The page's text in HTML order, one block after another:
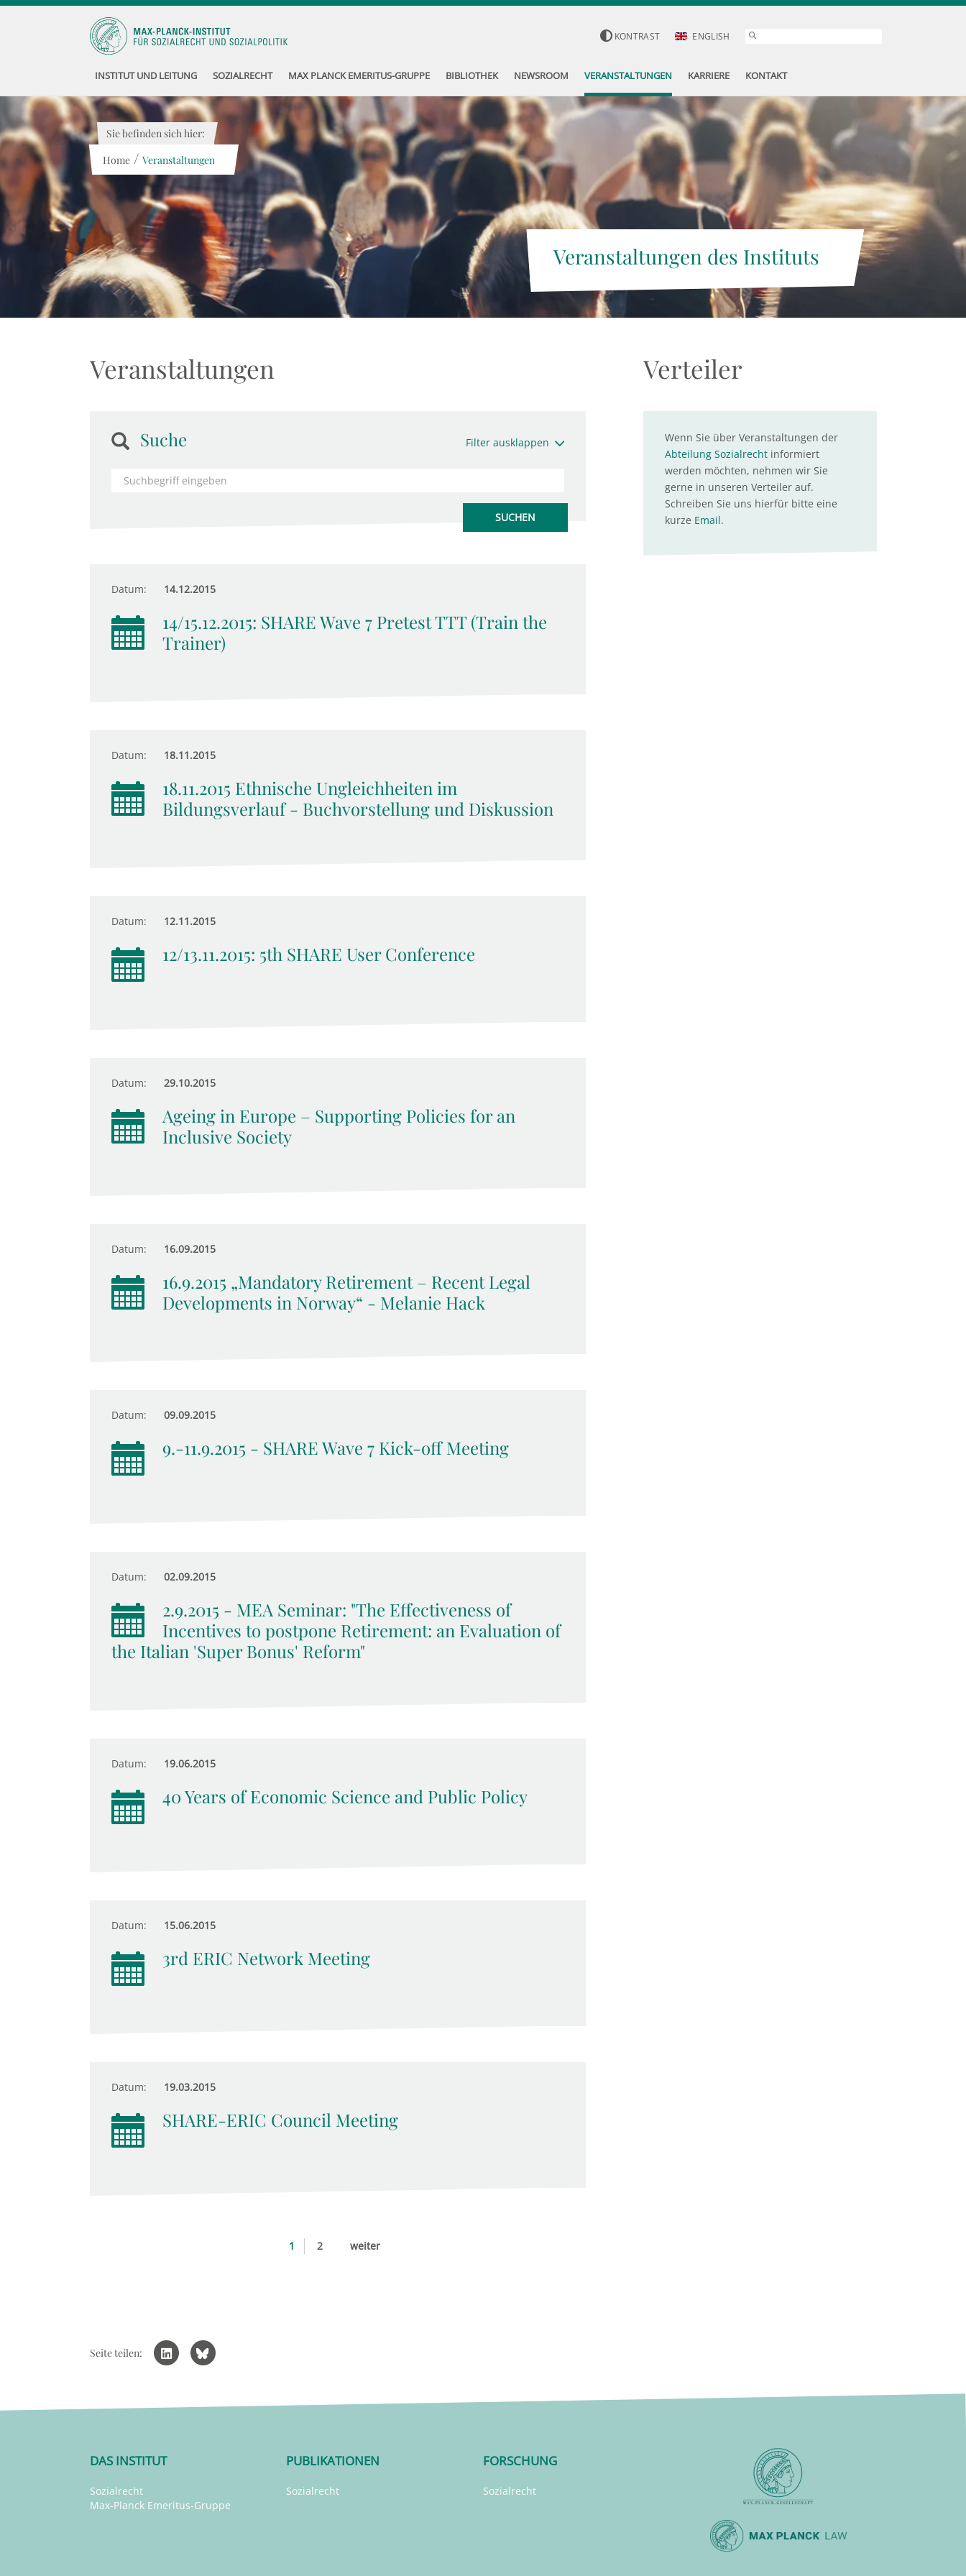
KONTRAST ENGLISH
INSTITUT UND LEITUNG SOZIALRECHT MAX PLANCK EMERITUS-GRUPPE BIBLIOTHEK NEWSROOM VERANSTALTUNGEN KARRIERE KONTAKT
Veranstaltungen des Instituts
Sie befinden sich hier:
Home / Veranstaltungen
Veranstaltungen
Suche Filter ausklappen
Datum: 14.12.2015
14/15.12.2015: SHARE Wave 7 Pretest TTT (Train the
Trainer)
Datum: 18.11.2015
18.11.2015 Ethnische Ungleichheiten im
Bildungsverlauf - Buchvorstellung und Diskussion
Datum: 12.11.2015
12/13.11.2015: 5th SHARE User Conference
Datum: 29.10.2015
Ageing in Europe – Supporting Policies for an
Inclusive Society
Datum: 16.09.2015
16.9.2015 „Mandatory Retirement – Recent Legal
Developments in Norway“ - Melanie Hack
Datum: 09.09.2015
9.-11.9.2015 - SHARE Wave 7 Kick-off Meeting
Datum: 02.09.2015
2.9.2015 - MEA Seminar: "The Effectiveness of
Incentives to postpone Retirement: an Evaluation of
the Italian 'Super Bonus' Reform"
Datum: 19.06.2015
40 Years of Economic Science and Public Policy
Datum: 15.06.2015
3rd ERIC Network Meeting
Datum: 19.03.2015
SHARE-ERIC Council Meeting
1 2 weiter
Verteiler
Wenn Sie über Veranstaltungen der
Abteilung Sozialrechtinformiert
werden möchten, nehmen wir Sie
gerne in unseren Verteiler auf.
Schreiben Sie uns hierfür bitte eine
kurze Email.
Seite teilen:
DAS INSTITUT
Sozialrecht
Max-Planck Emeritus-Gruppe
PUBLIKATIONEN
Sozialrecht
FORSCHUNG
Sozialrecht